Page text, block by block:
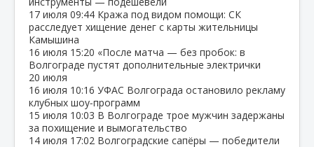
17 июля 09:44 Кража под видом помощи: СК
расследует хищение денег с карты жительницы
Камышина
16 июля 15:20 «После матча — без пробок: в
Волгограде пустят дополнительные электрички
20 июля
16 июля 10:16 УФАС Волгограда остановило рекламу
клубных шоу‑программ
15 июля 10:03 В Волгограде трое мужчин задержаны
за похищение и вымогательство
14 июля 17:02 Волгоградские сапёры — победители